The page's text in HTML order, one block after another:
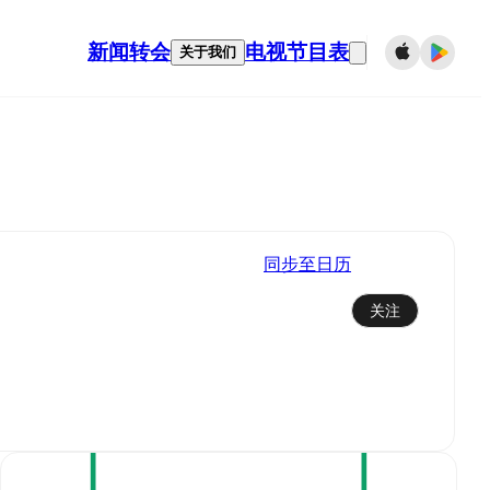
新闻转会 关于我们 电视节目表
同步至日历
关注